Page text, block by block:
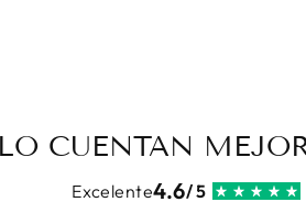
CUENTAN
Excelente4.6/ 5